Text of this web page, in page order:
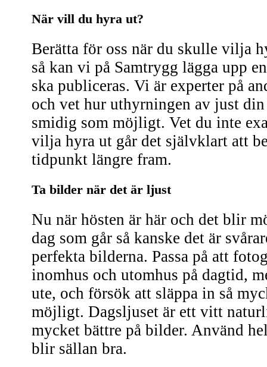
När vill du hyra ut?
Berätta för oss när du skulle vilja
så kan vi på Samtrygg lägga upp
ska publiceras. Vi är experter på
och vet hur uthyrningen av just
smidig som möjligt. Vet du inte
vilja hyra ut går det självklart att
tidpunkt längre fram.
Ta bilder när det är ljust
Nu när hösten är här och det blir
dag som går så kanske det är
perfekta bilderna. Passa på att
inomhus och utomhus på dagtid,
ute, och försök att släppa in så
möjligt. Dagsljuset är ett vitt
mycket bättre på bilder. Använd
blir sällan bra.